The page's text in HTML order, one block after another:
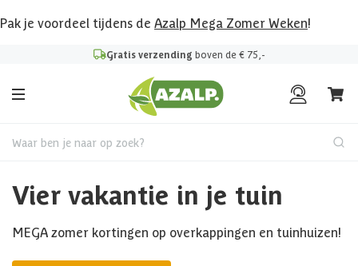
Pak je voordeel tijdens de Azalp Mega Zomer Weken!
Gratis verzending boven de € 75,-
Waar ben je naar op zoek?
Vier vakantie in je tuin
MEGA zomer kortingen op overkappingen en tuinhuizen!